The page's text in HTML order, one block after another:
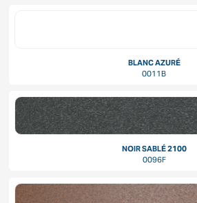
BLANC AZURÉ
0011B
NOIR SABLÉ 2100
0096F